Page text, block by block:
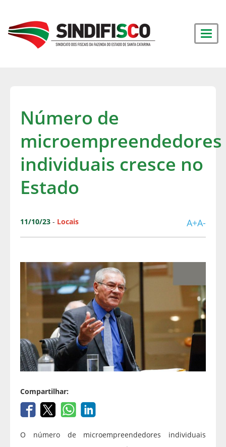
Número de
microempreendedores
individuais cresce no
Estado
11/10/23 - Locais A+A-
Compartilhar:
O número de microempreendedores individuais